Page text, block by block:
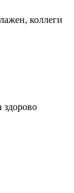
коллеги
здорово